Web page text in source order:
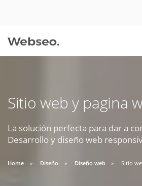
Sitio web y pagina
La solución perfecta para dar a
Desarrollo y diseño web
Home Diseño Diseño web Sitio
09:30 AM A 18:30 PM
soporte@webseo.cl